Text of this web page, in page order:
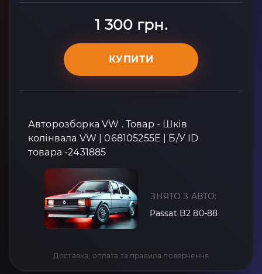
1 300 грн.
КУПИТИ
Авторозборка VW . Товар - Шків
колінвала VW | 068105255E | Б/У ID
товара -2431885
ЗНЯТО З АВТО:
Passat B2 80-88
Доставка, оплата та правила повернення